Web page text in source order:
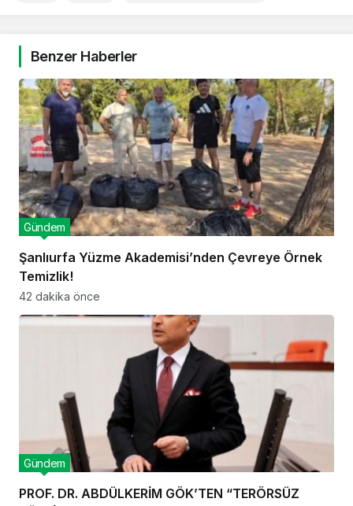
Benzer Haberler
Şanlıurfa Yüzme Akademisi’nden Çevreye Örnek
Temizlik!
Gündem
42 dakika önce
PROF. DR. ABDÜLKERİM GÖK’TEN “TERÖRSÜZ
Gündem